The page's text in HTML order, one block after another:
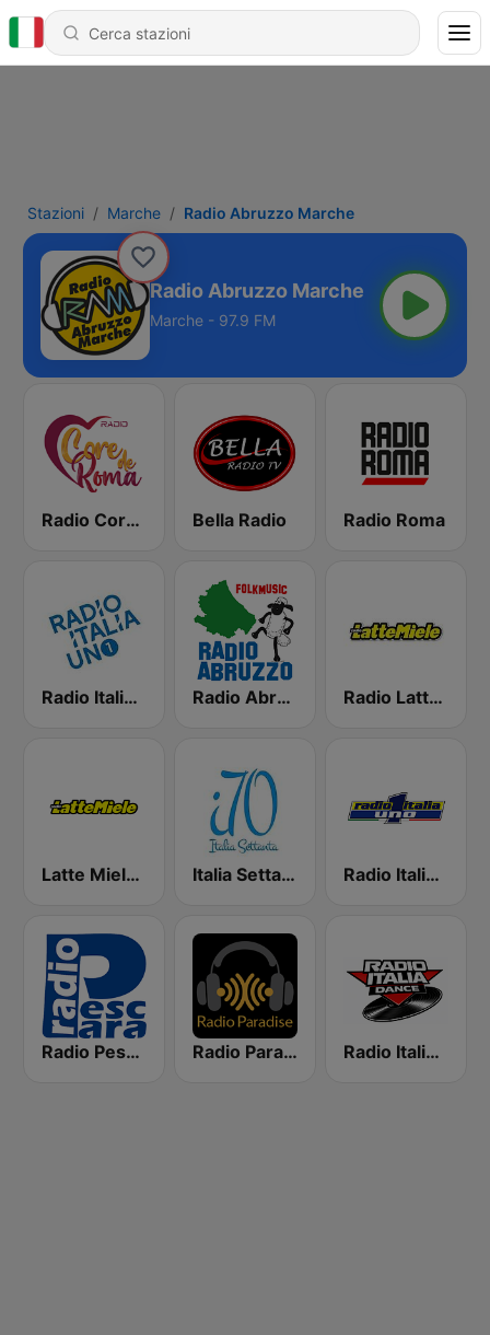
Stazioni Marche Radio Abruzzo Marche
Radio Abruzzo Marche
Marche - 97.9 FM
Radio Core de Roma Bella Radio Radio Roma
Radio Italia Uno 1 Radio Abruzzo Radio Lattemiele Marche-Abruzzo
Latte Miele Ascoli Italia Settanta - La musica italiana dei settanta Radio Italia Uno
Radio Pescara - Abruzzo Radio Paradise Radio Italia Dance